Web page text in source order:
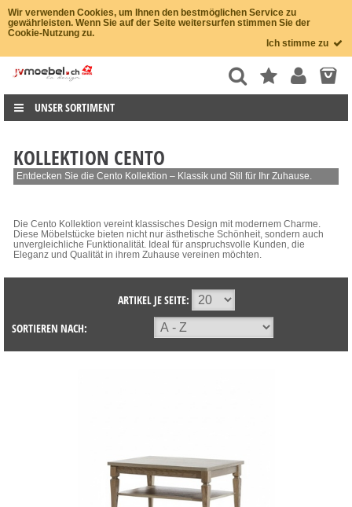
Wir verwenden Cookies, um Ihnen den bestmöglichen Service zu
gewährleisten. Wenn Sie auf der Seite weitersurfen stimmen Sie der
Cookie-Nutzung zu.
Ich stimme zu
UNSER SORTIMENT
KOLLEKTION CENTO
Entdecken Sie die Cento Kollektion – Klassik und Stil für Ihr Zuhause.
Die Cento Kollektion vereint klassisches Design mit modernem Charme.
Diese Möbelstücke bieten nicht nur ästhetische Schönheit, sondern auch
unvergleichliche Funktionalität. Ideal für anspruchsvolle Kunden, die
Eleganz und Qualität in ihrem Zuhause vereinen möchten.
ARTIKEL JE SEITE:
SORTIEREN NACH: